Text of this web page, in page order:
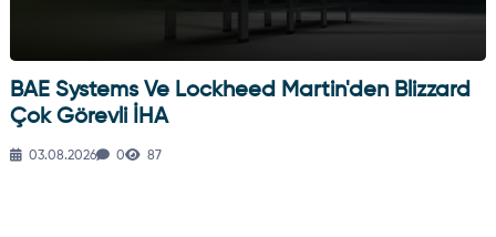
BAE Systems Ve Lockheed Martin'den Blizzard
Çok Görevli İHA
03.08.2026 0 87